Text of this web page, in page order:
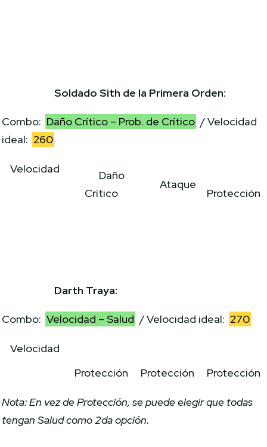
Soldado Sith de la Primera Orden:
Combo: Daño Crítico – Prob. de Crítico / Velocidad
ideal: 260
Velocidad
Daño
Crítico
Ataque
Protección
Darth Traya:
Combo: Velocidad – Salud / Velocidad ideal: 270
Velocidad
Protección
Protección Protección
Nota: En vez de Protección, se puede elegir que todas
tengan Salud como 2da opción.